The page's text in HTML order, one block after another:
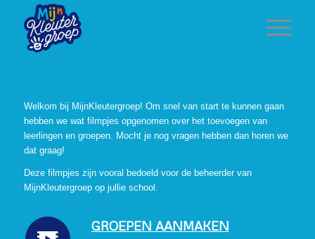
Welkom bij MijnKleutergroep! Om snel van start te kunnen gaan
hebben we wat filmpjes opgenomen over het toevoegen van
leerlingen en groepen. Mocht je nog vragen hebben dan horen we
dat graag!
Deze filmpjes zijn vooral bedoeld voor de beheerder van
MijnKleutergroep op jullie school.
GROEPEN AANMAKEN